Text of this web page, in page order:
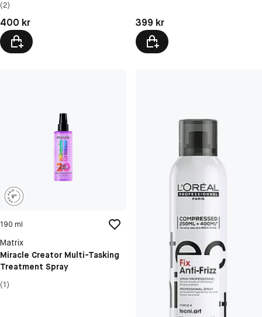
(2)
Pris: 400 kr
400 kr Pris: 399 kr
399 kr
190 ml
Matrix
Miracle Creator Multi-Tasking
Treatment Spray
(1)